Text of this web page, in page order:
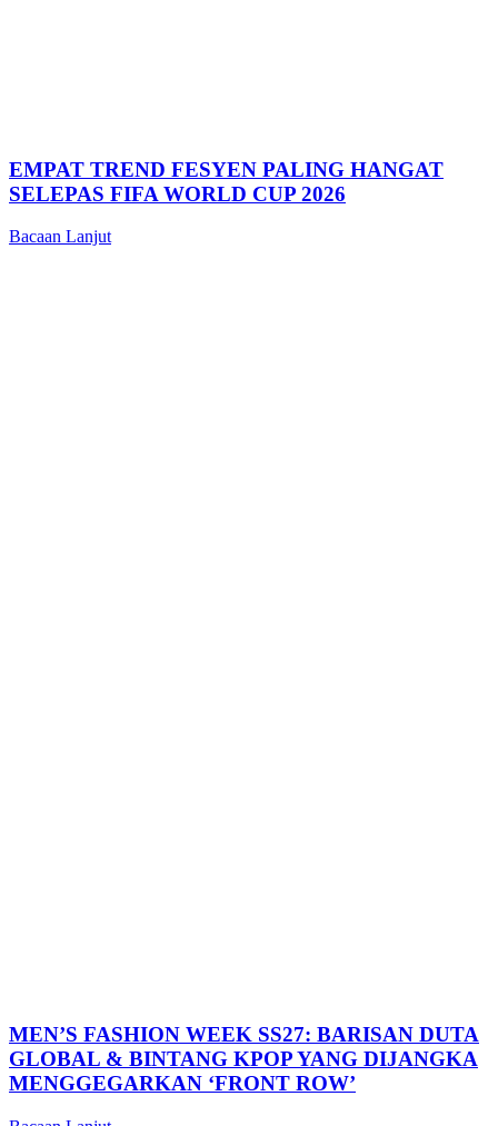
EMPAT TREND FESYEN PALING HANGAT
SELEPAS FIFA WORLD CUP 2026
Bacaan Lanjut
MEN’S FASHION WEEK SS27: BARISAN DUTA
GLOBAL & BINTANG KPOP YANG DIJANGKA
MENGGEGARKAN ‘FRONT ROW’